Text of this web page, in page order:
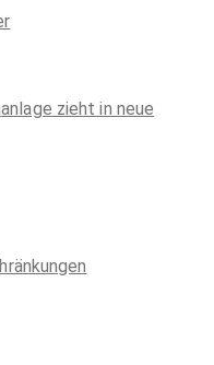
zieht in neue